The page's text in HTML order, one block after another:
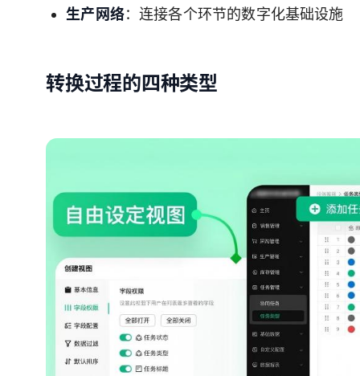
生产网络：连接各个环节的数字化基础设施
转换过程的四种类型